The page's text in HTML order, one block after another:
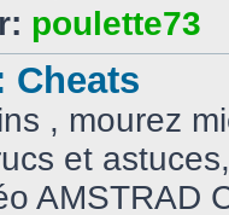
poulette73
Cheats
, mourez
et
AMSTRAD